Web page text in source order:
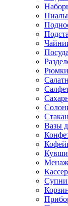
Пиалы
Рюмки
Вазы